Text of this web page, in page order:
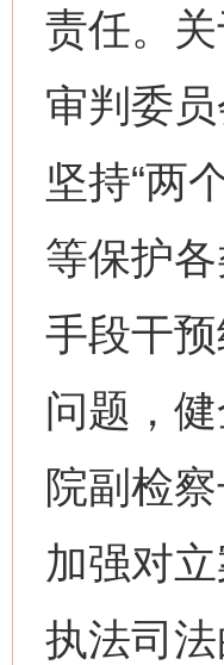
责任。
审判委
坚持“两
等保护
手段干
问题，
院副检
加强对
执法司